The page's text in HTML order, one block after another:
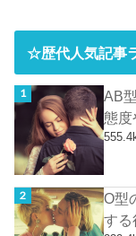
☆歴代人気記事
AB
態度
O型
する